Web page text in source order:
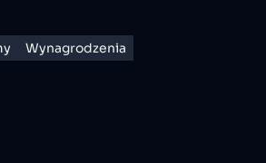
Wynagrodzenia